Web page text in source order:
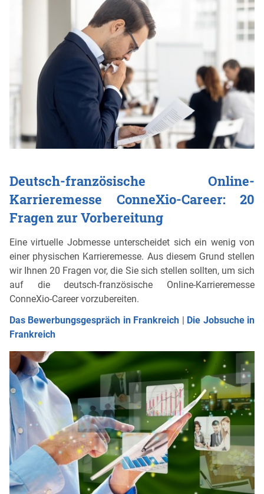
Deutsch-französische Online-
Karrieremesse ConneXio-Career: 20
Fragen zur Vorbereitung
Eine virtuelle Jobmesse unterscheidet sich ein wenig von
einer physischen Karrieremesse. Aus diesem Grund stellen
wir Ihnen 20 Fragen vor, die Sie sich stellen sollten, um sich
auf die deutsch-französische Online-Karrieremesse
ConneXio-Career vorzubereiten.
Das Bewerbungsgespräch in Frankreich
Die Jobsuche in
Frankreich